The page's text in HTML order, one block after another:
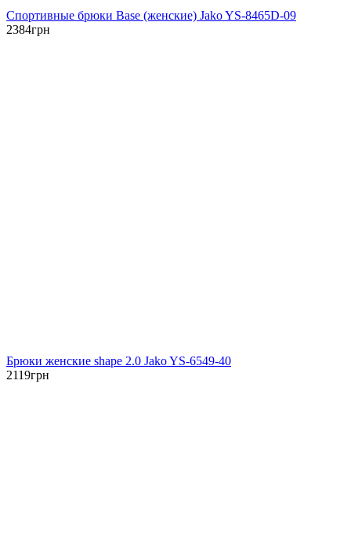
Спортивные брюки Base (женские) Jako YS-8465D-09
2384грн
Брюки женские shape 2.0 Jako YS-6549-40
2119грн